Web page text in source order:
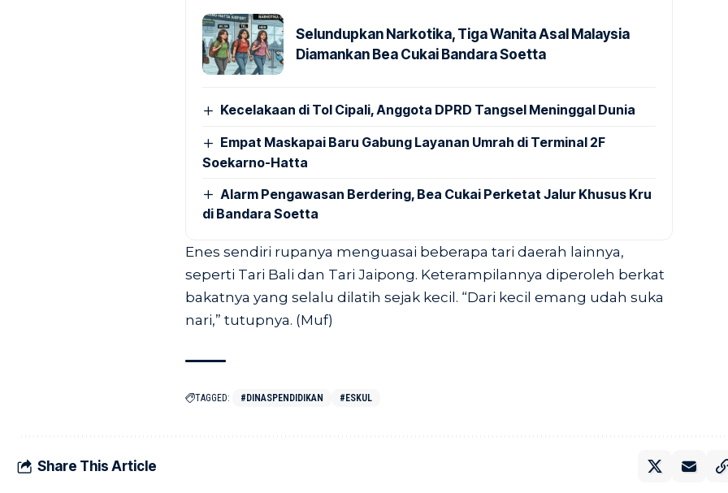
Selundupkan Narkotika, Tiga Wanita Asal Malaysia
Diamankan Bea Cukai Bandara Soetta
Kecelakaan di Tol Cipali, Anggota DPRD Tangsel Meninggal Dunia
Empat Maskapai Baru Gabung Layanan Umrah di Terminal 2F
Soekarno-Hatta
Alarm Pengawasan Berdering, Bea Cukai Perketat Jalur Khusus Kru
di Bandara Soetta
Enes sendiri rupanya menguasai beberapa tari daerah lainnya,
seperti Tari Bali dan Tari Jaipong. Keterampilannya diperoleh berkat
bakatnya yang selalu dilatih sejak kecil. “Dari kecil emang udah suka
nari,” tutupnya. (Muf)
TAGGED: #DINASPENDIDIKAN #ESKUL
Share This Article